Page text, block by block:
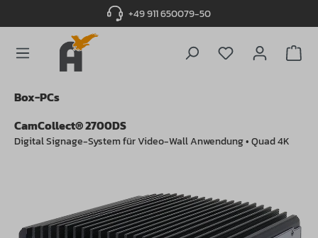
+49 911 650079-50
Du hast 0
Box-PCs
CamCollect® 2700DS
Digital Signage-System für Video-Wall Anwendung • Quad 4K